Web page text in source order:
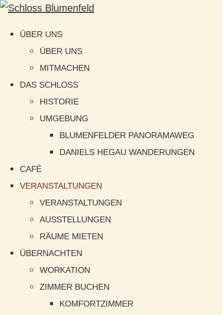
ÜBER UNS
ÜBER UNS
MITMACHEN
DAS SCHLOSS
HISTORIE
UMGEBUNG
BLUMENFELDER PANORAMAWEG
DANIELS HEGAU WANDERUNGEN
CAFÉ
VERANSTALTUNGEN
VERANSTALTUNGEN
AUSSTELLUNGEN
RÄUME MIETEN
ÜBERNACHTEN
WORKATION
ZIMMER BUCHEN
KOMFORTZIMMER